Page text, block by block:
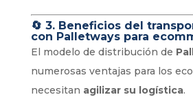
🔄 3. Beneficios del
con Palletways para
El modelo de distribución de
numerosas ventajas para los
necesitan agilizar su logística.